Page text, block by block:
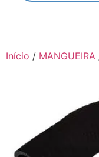
Início / MANGUEIRA